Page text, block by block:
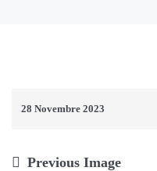
28 Novembre 2023
Previous Image